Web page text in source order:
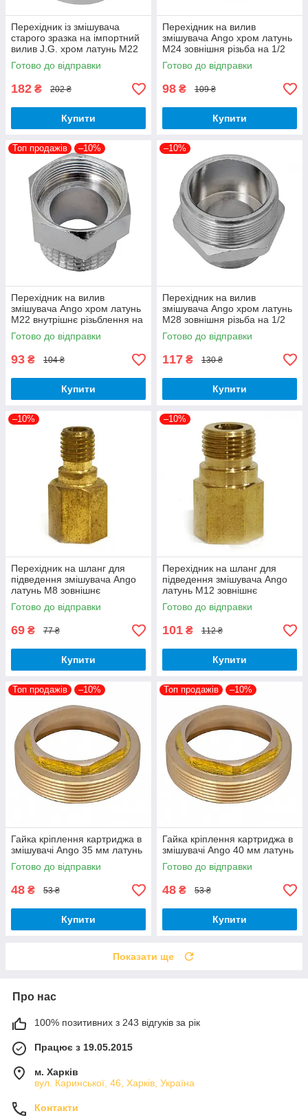
Перехідник із змішувача
старого зразка на імпортний
вилив J.G. хром латунь М22
внутрішнє різьблення на 3/4
дюйма
Готово до відправки
182 ₴ 202 ₴
Купити
Перехідник на вилив
змішувача Ango хром латунь
М24 зовнішня різьба на 1/2
дюйма зовнішнє різблення
Готово до відправки
98 ₴ 109 ₴
Купити
Топ продажів –10%
Перехідник на вилив
змішувача Ango хром латунь
М22 внутрішнє різьблення на
1/2 дюйма зовнішнє
різьблення
Готово до відправки
93 ₴ 104 ₴
Купити
–10%
Перехідник на вилив
змішувача Ango хром латунь
М28 зовнішня різьба на 1/2
дюйма зовнішнє різблення
Готово до відправки
117 ₴ 130 ₴
Купити
–10%
Перехідник на шланг для
підведення змішувача Ango
латунь М8 зовнішнє
різьблення на М10 внутрішнє
різьблення крок 1
Готово до відправки
69 ₴ 77 ₴
Купити
–10%
Перехідник на шланг для
підведення змішувача Ango
латунь М12 зовнішнє
різьблення на М10 внутрішнє
різьблення крок 1
Готово до відправки
101 ₴ 112 ₴
Купити
Топ продажів –10%
Гайка кріплення картриджа в
змішувачі Ango 35 мм латунь
Готово до відправки
48 ₴ 53 ₴
Купити
Топ продажів –10%
Гайка кріплення картриджа в
змішувачі Ango 40 мм латунь
Готово до відправки
48 ₴ 53 ₴
Купити
Показати ще
Про нас
100% позитивних з 243 відгуків за рік
Працює з 19.05.2015
м. Харків
вул. Каринської, 46, Харків, Україна
Контакти